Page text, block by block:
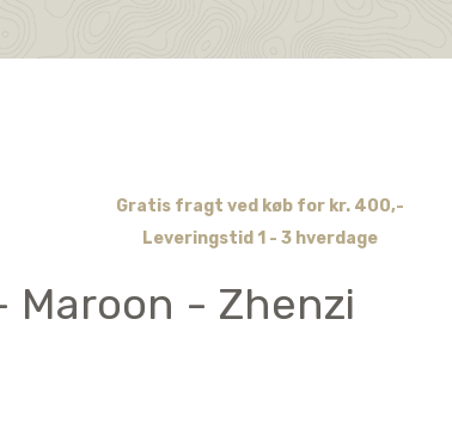
Gratis fragt ved køb for kr. 400,-
Leveringstid 1 - 3 hverdage
Maroon - Zhenzi